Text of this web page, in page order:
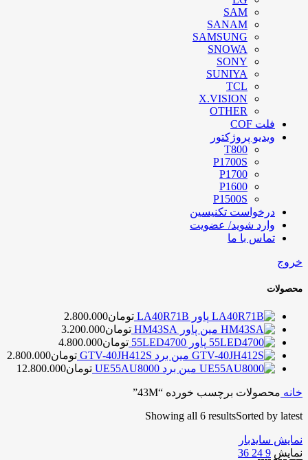
SAM
SANAM
SAMSUNG
SNOWA
SONY
SUNIYA
TCL
X.VISION
OTHER
فلت COF
ویدیو پروژکتور
T800
P1700S
P1700
P1600
P1500S
درخواست تکنیسین
وارد شوید/ عضویت
تماس با ما
خروج
محصولات
پاور LA40R71B تومان2.800.000
مین پاور HM43SA
تومان3.200.000
پاور 55LED4700
تومان4.800.000
مین برد GTV-40JH412S
تومان2.800.000
مین برد UE55AU8000
تومان12.800.000
خانه محصولات برچسب خورده “43M”
Showing all 6 resultsSorted by latest
نمایش سایدبار
نمایش 9
24
36